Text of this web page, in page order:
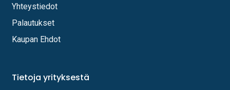
Yhteystiedot
Palautukset
Kaupan Ehdot
Tietoja yrityksestä